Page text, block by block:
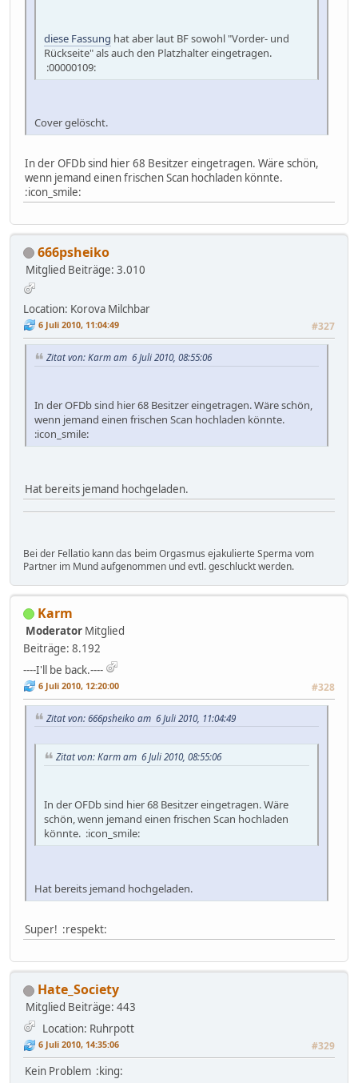
diese Fassung hat aber laut BF sowohl "Vorder- und
Rückseite" als auch den Platzhalter eingetragen.
:00000109:
Cover gelöscht.
In der OFDb sind hier 68 Besitzer eingetragen. Wäre schön,
wenn jemand einen frischen Scan hochladen könnte.
:icon_smile:
666psheiko
Mitglied Beiträge: 3.010
Location: Korova Milchbar
6 Juli 2010, 11:04:49 #327
Zitat von: Karm am 6 Juli 2010, 08:55:06
In der OFDb sind hier 68 Besitzer eingetragen. Wäre schön,
wenn jemand einen frischen Scan hochladen könnte.
:icon_smile:
Hat bereits jemand hochgeladen.
Bei der Fellatio kann das beim Orgasmus ejakulierte Sperma vom
Partner im Mund aufgenommen und evtl. geschluckt werden.
Karm
Moderator Mitglied
Beiträge: 8.192
----I'll be back.----
6 Juli 2010, 12:20:00 #328
Zitat von: 666psheiko am 6 Juli 2010, 11:04:49
Zitat von: Karm am 6 Juli 2010, 08:55:06
In der OFDb sind hier 68 Besitzer eingetragen. Wäre
schön, wenn jemand einen frischen Scan hochladen
könnte. :icon_smile:
Hat bereits jemand hochgeladen.
Super! :respekt:
Hate_Society
Mitglied Beiträge: 443
Location: Ruhrpott
6 Juli 2010, 14:35:06 #329
Kein Problem :king: